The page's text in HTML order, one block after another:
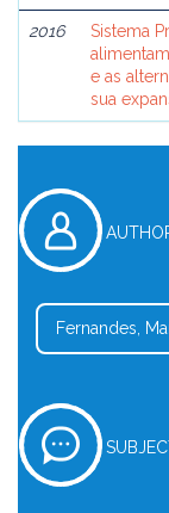
2016
Sistema
e as
sua
Fernandes,